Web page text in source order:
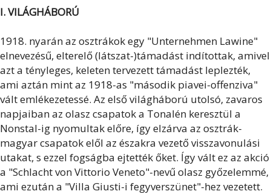
I. VILÁGHÁBORÚ
1918. nyarán az osztrákok egy "Unternehmen Lawine"
elnevezésű, elterelő (látszat-)támadást indítottak, amivel
azt a tényleges, keleten tervezett támadást leplezték,
ami aztán mint az 1918-as "második piavei-offenziva"
vált emlékezetessé. Az első világháború utolsó, zavaros
napjaiban az olasz csapatok a Tonalén keresztül a
Nonstal-ig nyomultak előre, így elzárva az osztrák-
magyar csapatok elől az északra vezető visszavonulási
utakat, s ezzel fogságba ejtették őket. Így vált ez az akció
a "Schlacht von Vittorio Veneto"-nevű olasz győzelemmé,
ami ezután a "Villa Giusti-i fegyverszünet"-hez vezetett.